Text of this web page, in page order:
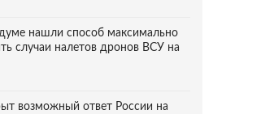
нашли способ максимально
случаи налетов дронов ВСУ на
возможный ответ России на